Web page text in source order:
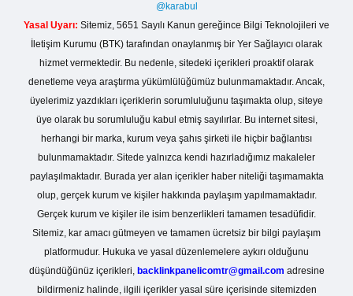
@karabul
Yasal Uyarı: Sitemiz, 5651 Sayılı Kanun gereğince Bilgi Teknolojileri ve
İletişim Kurumu (BTK) tarafından onaylanmış bir Yer Sağlayıcı olarak
hizmet vermektedir. Bu nedenle, sitedeki içerikleri proaktif olarak
denetleme veya araştırma yükümlülüğümüz bulunmamaktadır. Ancak,
üyelerimiz yazdıkları içeriklerin sorumluluğunu taşımakta olup, siteye
üye olarak bu sorumluluğu kabul etmiş sayılırlar. Bu internet sitesi,
herhangi bir marka, kurum veya şahıs şirketi ile hiçbir bağlantısı
bulunmamaktadır. Sitede yalnızca kendi hazırladığımız makaleler
paylaşılmaktadır. Burada yer alan içerikler haber niteliği taşımamakta
olup, gerçek kurum ve kişiler hakkında paylaşım yapılmamaktadır.
Gerçek kurum ve kişiler ile isim benzerlikleri tamamen tesadüfidir.
Sitemiz, kar amacı gütmeyen ve tamamen ücretsiz bir bilgi paylaşım
platformudur. Hukuka ve yasal düzenlemelere aykırı olduğunu
düşündüğünüz içerikleri, backlinkpanelicomtr@gmail.com adresine
bildirmeniz halinde, ilgili içerikler yasal süre içerisinde sitemizden